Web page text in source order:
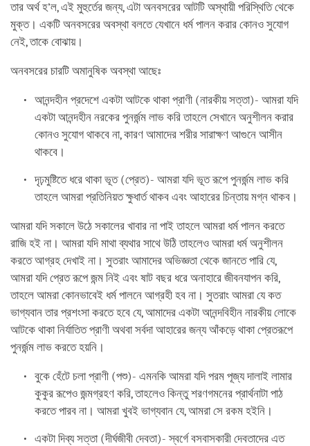
তার অর্থ হ’ল, এই মুহুর্তের জন্য, এটা অনবসরের আটটি অস্থায়ী পরিস্থিতি থেকে
মুক্ত। একটি অনবসরের অবস্থা বলতে যেখানে ধর্ম পালন করার কোনও সুযোগ
নেই, তাকে বোঝায়।
অনবসরের চারটি অমানুষিক অবস্থা আছেঃ
আনন্দহীন প্রদেশে একটা আটকে থাকা প্রাণী (নারকীয় সত্তা)- আমরা যদি
একটা আনন্দহীন নরকের পুনর্জন্ম লাভ করি তাহলে সেখানে অনুশীলন করার
কোনও সুযোগ থাকবে না, কারণ আমাদের শরীর সারাক্ষণ আগুনে আসীন
থাকবে।
দৃঢ়মুষ্টিতে ধরে থাকা ভূত (প্রেত)- আমরা যদি ভূত রূপে পুনর্জন্ম লাভ করি
তাহলে আমরা প্রতিনিয়ত ক্ষুধার্ত থাকব এবং আহারের চিন্তায় মগ্ন থাকব।
আমরা যদি সকালে উঠে সকালের খাবার না পাই তাহলে আমরা ধর্ম পালন করতে
রাজি হই না। আমরা যদি মাথা ব্যথার সাথে উঠি তাহলেও আমরা ধর্ম অনুশীলন
করতে আগ্রহ দেখাই না। সুতরাং আমাদের অভিজ্ঞতা থেকে জানতে পারি যে,
আমরা যদি প্রেত রূপে জন্ম নিই এবং ষাট বছর ধরে অনাহারে জীবনযাপন করি,
তাহলে আমরা কোনভাবেই ধর্ম পালনে আগ্রহী হব না। সুতরাং আমরা যে কত
ভাগ্যবান তার প্রশংসা করতে হবে যে, আমাদের একটা আনন্দবিহীন নারকীয় লোকে
আটকে থাকা নির্যাতিত প্রাণী অথবা সর্বদা আহারের জন্য আঁকড়ে থাকা প্রেতরূপে
পুনর্জন্ম লাভ করতে হয়নি।
বুকে হেঁটে চলা প্রাণী (পশু)- এমনকি আমরা যদি পরম পূজ্য দালাই লামার
কুকুর রূপেও জন্মগ্রহণ করি, তাহলেও কিন্তু শরণগমনের প্রার্থনাটা পাঠ
করতে পারব না। আমরা খুবই ভাগ্যবান যে, আমরা সে রকম হইনি।
একটা দিব্য সত্তা (দীর্ঘজীবী দেবতা)- স্বর্গে বসবাসকারী দেবতাদের এত